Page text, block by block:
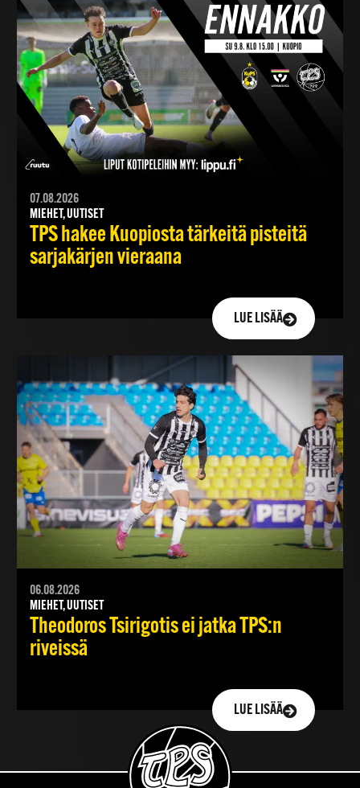
07.08.2026
MIEHET, UUTISET
TPS hakee Kuopiosta tärkeitä pisteitä
sarjakärjen vieraana
LUE LISÄÄ
06.08.2026
MIEHET, UUTISET
Theodoros Tsirigotis ei jatka TPS:n
riveissä
LUE LISÄÄ